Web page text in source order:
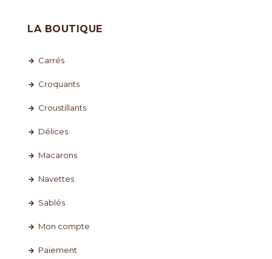
LA BOUTIQUE
Carrés
Croquants
Croustillants
Délices
Macarons
Navettes
Sablés
Mon compte
Paiement